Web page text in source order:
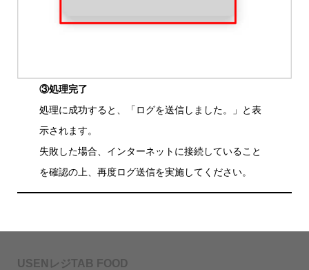
③処理完了
処理に成功すると、「ログを送信しました。」と表
示されます。
失敗した場合、インターネットに接続していること
を確認の上、再度ログ送信を実施してください。
USENレジTAB FOOD